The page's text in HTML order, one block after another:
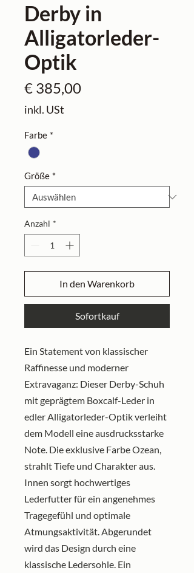
Derby in
Alligatorleder-
Optik
€ 385,00Preis
inkl. USt
Farbe *
Größe *
Anzahl *
In den Warenkorb
Sofortkauf
Ein Statement von klassischer
Raffinesse und moderner
Extravaganz: Dieser Derby-Schuh
mit geprägtem Boxcalf-Leder in
edler Alligatorleder-Optik verleiht
dem Modell eine ausdrucksstarke
Note. Die exklusive Farbe Ozean,
strahlt Tiefe und Charakter aus.
Innen sorgt hochwertiges
Lederfutter für ein angenehmes
Tragegefühl und optimale
Atmungsaktivität. Abgerundet
wird das Design durch eine
klassische Ledersohle. Ein